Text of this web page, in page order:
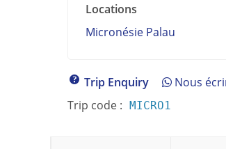
Locations
Micronésie Palau
Trip Enquiry
Nous
Trip code : MICRO1